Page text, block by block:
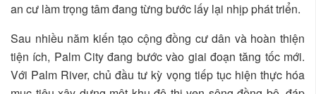
an cư làm trọng tâm đang từng bước lấy lại nhịp phát triển.
Sau nhiều năm kiến tạo cộng đồng cư dân và hoàn thiện
tiện ích, Palm City đang bước vào giai đoạn tăng tốc mới.
Với Palm River, chủ đầu tư kỳ vọng tiếp tục hiện thực hóa